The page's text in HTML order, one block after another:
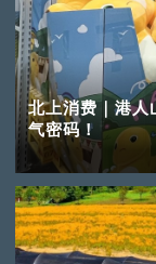
北上消费｜港人
气密码！